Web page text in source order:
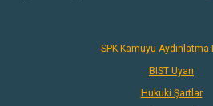
SPK Kamuyu Aydınlatma
BIST Uyarı
Hukuki Şartlar